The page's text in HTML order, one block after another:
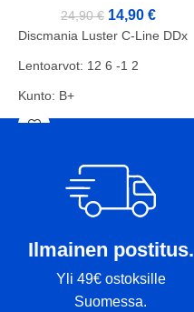
24,90€ 14,90 €
Discmania Luster C-Line DDx
Lentoarvot: 12 6 -1 2
Kunto: B+
Paino: 175g
Ilmainen postitus.
Yli 49€ ostoksille
Suomessa.